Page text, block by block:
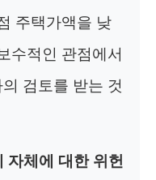
주택가액을 낮
수적인 관점에서
검토를 받는 것
자체에 대한 위헌